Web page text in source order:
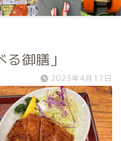
御膳」
2023年4月17日